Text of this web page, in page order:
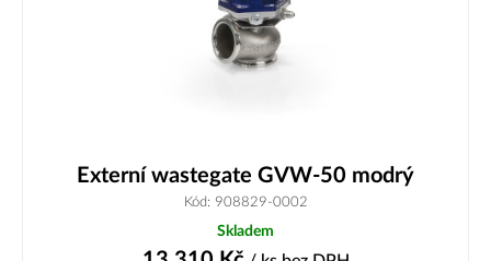
Externí wastegate GVW-50 modrý
Kód: 908829-0002
Skladem